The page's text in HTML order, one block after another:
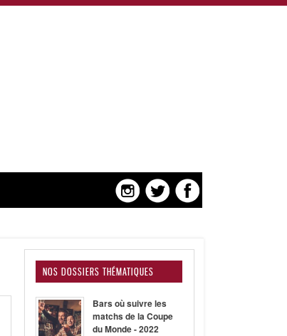
NOS DOSSIERS THÉMATIQUES
Bars où suivre les
matchs de la Coupe
du Monde - 2022